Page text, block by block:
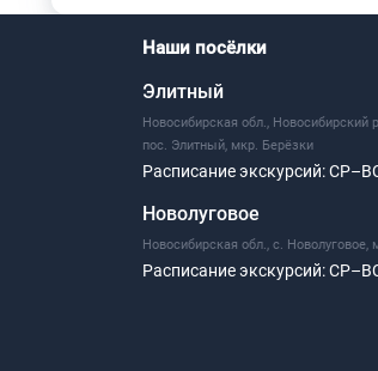
Наши посёлки
Элитный
Новосибирская обл., Новосибирский
пос. Элитный, мкр. Берёзки
Расписание экскурсий:
Новолуговое
Новосибирская обл., с. Новолуговое,
Расписание экскурсий: